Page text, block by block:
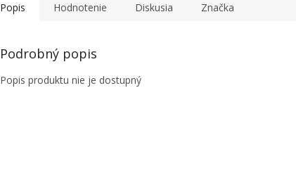
Popis Hodnotenie Diskusia Značka
Podrobný popis
Popis produktu nie je dostupný